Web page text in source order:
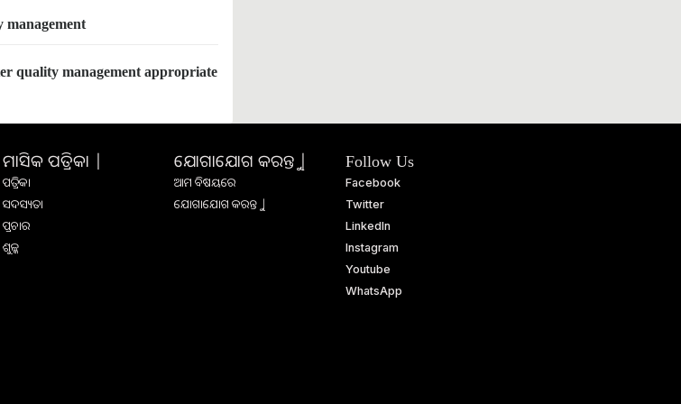
quality management appropriate
ମାସିକ ପତ୍ରିକା |
ପତ୍ରିକା
ସଦସ୍ୟତା
ପ୍ରଚାର
ଶୁଳ୍କ
ଯୋଗାଯୋଗ କରନ୍ତୁ |
ଆମ ବିଷୟରେ
ଯୋଗାଯୋଗ କରନ୍ତୁ |
Follow Us
Facebook
Twitter
LinkedIn
Instagram
Youtube
WhatsApp